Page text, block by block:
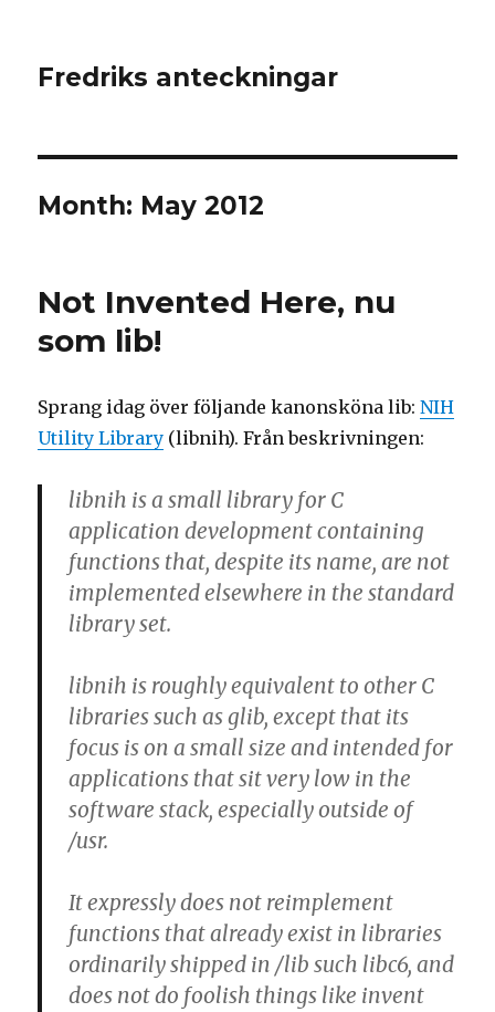
Fredriks anteckningar
Month: May 2012
Not Invented Here, nu
som lib!
Sprang idag över följande kanonsköna lib:NIH
Utility Library (libnih). Från beskrivningen:
libnih is a small library for C
application development containing
functions that, despite its name, are not
implemented elsewhere in the standard
library set.
libnih is roughly equivalent to other C
libraries such as glib, except that its
focus is on a small size and intended for
applications that sit very low in the
software stack, especially outside of
/usr.
It expresslydoes not reimplement
functions that already exist in libraries
ordinarily shipped in /lib such libc6, and
does not do foolish things like invent